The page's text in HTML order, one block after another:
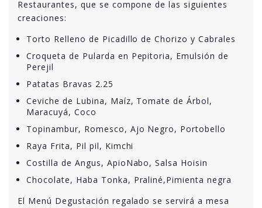
Restaurantes, que se compone de las siguientes
creaciones:
Torto Relleno de Picadillo de Chorizo y Cabrales
Croqueta de Pularda en Pepitoria, Emulsión de
Perejil
Patatas Bravas 2.25
Ceviche de Lubina, Maíz, Tomate de Árbol,
Maracuyá, Coco
Topinambur, Romesco, Ajo Negro, Portobello
Raya Frita, Pil pil, Kimchi
Costilla de Angus, ApioNabo, Salsa Hoisin
Chocolate, Haba Tonka, Praliné,Pimienta negra
El Menú Degustación regalado se servirá a mesa